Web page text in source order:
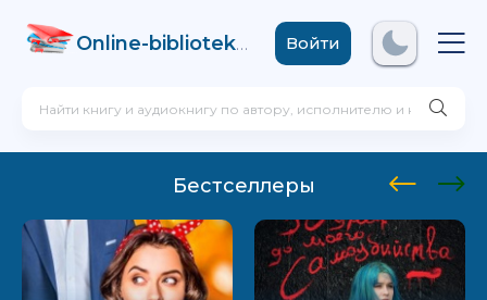
Online-biblioteka .comВойти
Бестселлеры